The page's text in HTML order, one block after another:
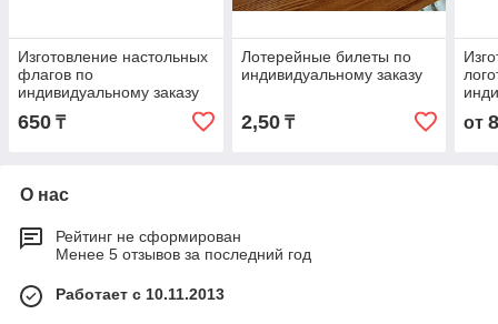
Изготовление настольных
флагов по
индивидуальному заказу
650 ₸
Лотерейные билеты по
индивидуальному заказу
2,50₸ от
О нас
Рейтинг не сформирован
Менее 5 отзывов за последний год
Работает с 10.11.2013